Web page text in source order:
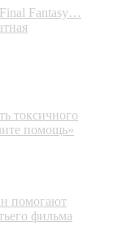
Fantasy…
токсичного
помощь»
помогают
фильма